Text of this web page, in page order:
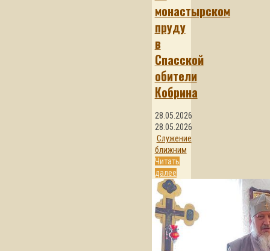
монастырском
пруду
в
Спасской
обители
Кобрина
28.05.2026
28.05.2026
Служение
ближним
Читать
далее